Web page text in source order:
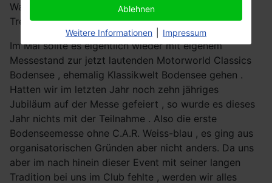
WarmUp der Motorworld statt, ein kleines nettes
Treffen das es so in Zukunft nicht mehr geben wird.
Im Mai sollte es eigentlich wieder mit eigenem
Messestand zur jetzt lautenden Motorworld Classics
Bodensee , ehemalig Klassikwelt Bodensee gehen .
Hatten wir im letzten Jahr noch zehn jähriges
Jubiläum auf der Messe gefeiert , so wurde es dieses
Jahr nichts mit der Teilnahme . Also die erste
Bodenseemesse ohne C.A.R. Weiss-blau , es ging aus
organisatorischen Gründen aber nicht anders. Da uns
aber im nach hinein dieser Event mit seiner langen
Tradition bei uns im Club fehlte , werden wir alles
Ablehnen
Weitere Informationen Impressum